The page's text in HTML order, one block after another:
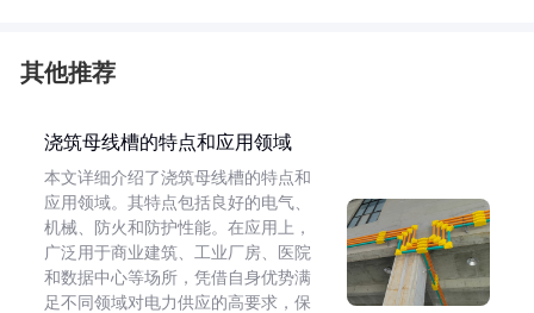
其他推荐
浇筑母线槽的特点和应用领域
本文详细介绍了浇筑母线槽的特点和
应用领域。其特点包括良好的电气、
机械、防火和防护性能。在应用上，
广泛用于商业建筑、工业厂房、医院
和数据中心等场所，凭借自身优势满
足不同领域对电力供应的高要求，保